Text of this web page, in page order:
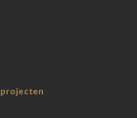
INPLANNEN